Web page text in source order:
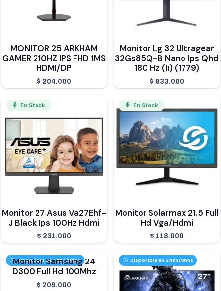
MONITOR 25 ARKHAM
GAMER 210HZ IPS FHD 1MS
HDMI/DP
$ 204.000
Monitor Lg 32 Ultragear
32Gs85Q-B Nano Ips Qhd
180 Hz (Ii) (1779)
$ 833.000
En Stock
Monitor 27 Asus Va27Ehf-
J Black Ips 100Hz Hdmi
$ 231.000
En Stock
Monitor Solarmax 21.5 Full
Hd Vga/Hdmi
$ 118.000
Disponible en 24hs/96hs
Monitor Samsung 24
D300 Full Hd 100Mhz
$ 209.000
Disponible en 24hs/96hs